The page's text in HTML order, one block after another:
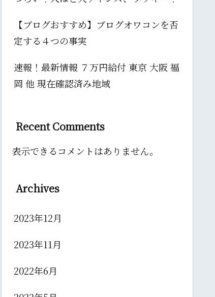
【ブログおすすめ】ブログオワコンを否
定する４つの事実
速報！最新情報 ７万円給付 東京 大阪 福
岡 他 現在確認済み地域
Recent Comments
表示できるコメントはありません。
Archives
2023年12月
2023年11月
2022年6月